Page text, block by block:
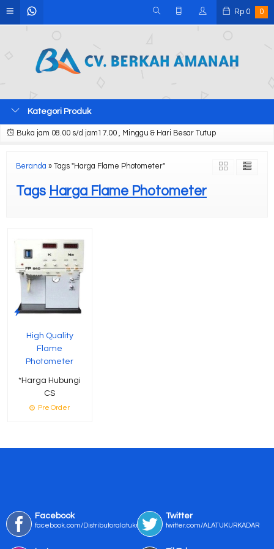
Rp 0 0
Kategori Produk
Buka jam 08.00 s/d jam17.00 , Minggu & Hari Besar Tutup
Beranda » Tags "Harga Flame Photometer"
Tags Harga Flame Photometer
High Quality
Flame
Photometer
*Harga Hubungi
CS
Pre Order
Facebook
facebook.com/Distributoralatukur
Twitter
twitter.com/ALATUKURKADAR